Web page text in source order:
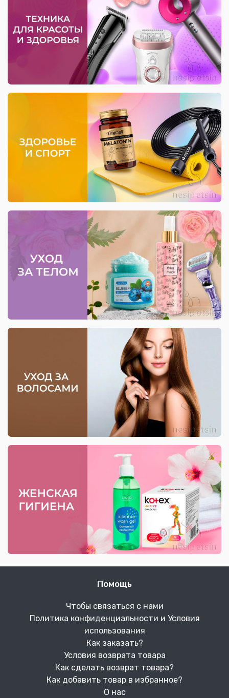
Помощь
Чтобы связаться с нами
Политика конфиденциальности и Условия
использования
Как заказать?
Условия возврата товара
Как сделать возврат товара?
Как добавить товар в избранное?
О нас